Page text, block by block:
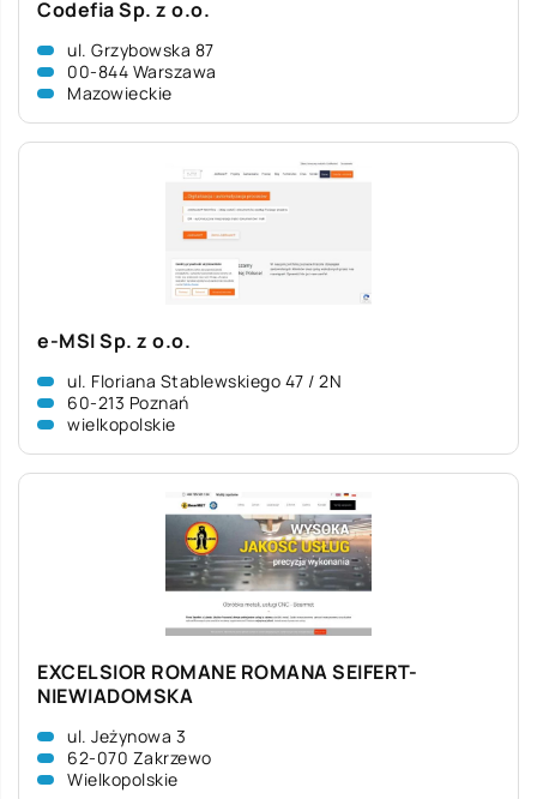
Codefia Sp. z o.o.
ul. Grzybowska 87
00-844 Warszawa
Mazowieckie
e-MSI Sp. z o.o.
ul. Floriana Stablewskiego 47 / 2N
60-213 Poznań
wielkopolskie
EXCELSIOR ROMANE ROMANA SEIFERT-
NIEWIADOMSKA
ul. Jeżynowa 3
62-070 Zakrzewo
Wielkopolskie